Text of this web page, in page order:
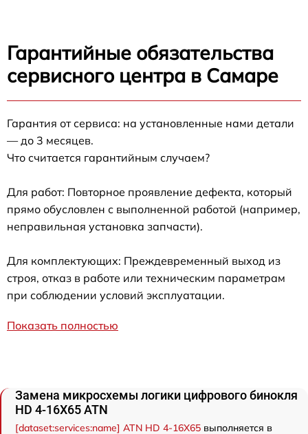
Гарантийные обязательства
сервисного центра в Самаре
Гарантия от сервиса: на установленные нами детали
— до 3 месяцев.
Что считается гарантийным случаем?
Для работ: Повторное проявление дефекта, который
прямо обусловлен с выполненной работой (например,
неправильная установка запчасти).
Для комплектующих: Преждевременный выход из
строя, отказ в работе или техническим параметрам
при соблюдении условий эксплуатации.
Показать полностью
Замена микросхемы логики цифрового бинокля
HD 4-16X65 ATN
[dataset:services:name] ATN HD 4-16X65 выполняется в